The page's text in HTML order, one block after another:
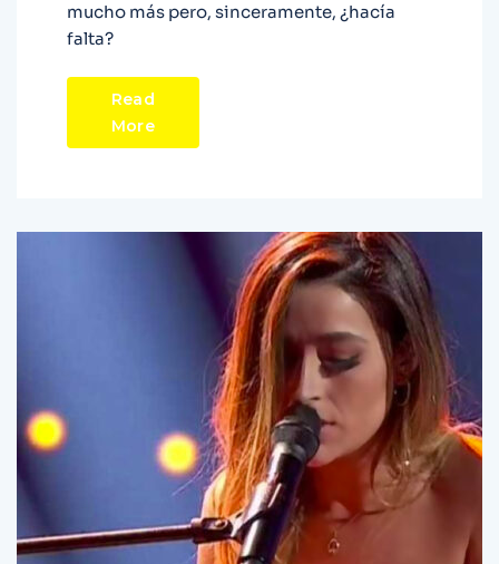
mucho más pero, sinceramente, ¿hacía
falta?
Read
More